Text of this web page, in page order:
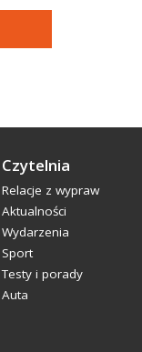
Czytelnia
Relacje z wypraw
Aktualności
Wydarzenia
Sport
Testy i porady
Auta